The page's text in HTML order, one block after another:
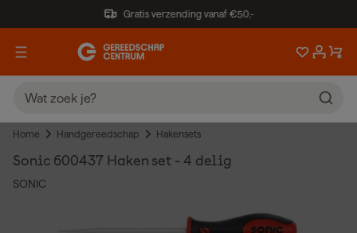
Gratis verzending vanaf €50,-
Home Handgereedschap Hakensets
Sonic 600437 Haken set - 4 delig
SONIC